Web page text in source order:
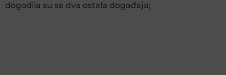
dogodila su se dva ostala događaja;